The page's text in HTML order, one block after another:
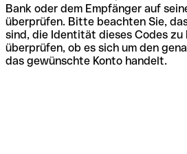
Bank oder dem Empfänger auf
überprüfen. Bitte beachten Sie,
sind, die Identität dieses Codes
überprüfen, ob es sich um den
das gewünschte Konto handelt.